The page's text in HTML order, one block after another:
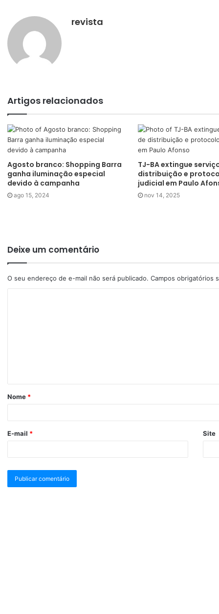
revista
Artigos relacionados
Agosto branco: Shopping Barra
ganha iluminação especial
devido à campanha
ago 15, 2024
TJ-BA extingue
distribuição e
judicial em Paulo
nov 14, 2025
Deixe um comentário
O seu endereço de e-mail não será publicado. Campos obrigatórios
Nome *
E-mail * Site